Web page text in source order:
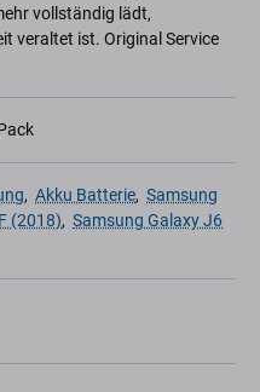
vollständig lädt,
veraltet ist. Original Service
, Akku Batterie, Samsung
(2018), Samsung Galaxy J6